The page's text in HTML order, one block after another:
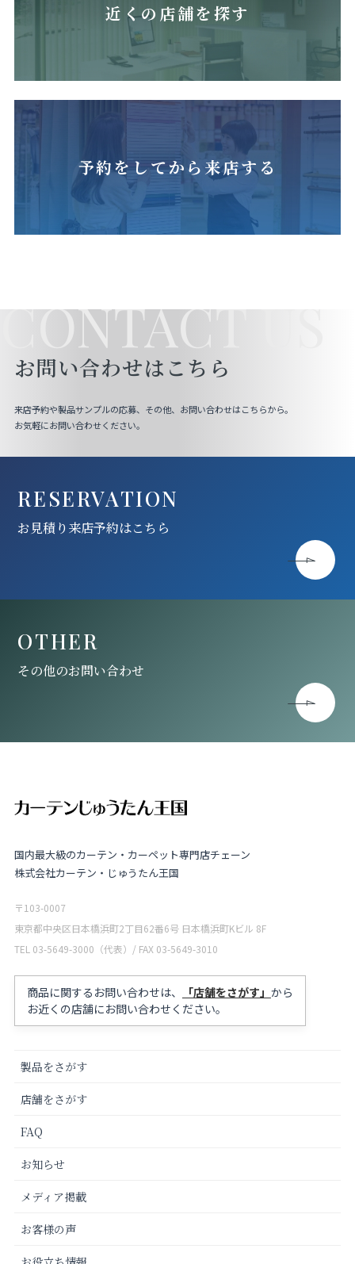
近くの店舗を探す
予約をしてから来店する
CONTACT US
お問い合わせはこちら
来店予約や製品サンプルの応募、その他、お問い合わせはこちらから。
お気軽にお問い合わせください。
RESERVATION
お見積り来店予約はこちら
OTHER
その他のお問い合わせ
国内最大級のカーテン・カーペット専門店チェーン
株式会社カーテン・じゅうたん王国
〒103-0007
東京都中央区日本橋浜町2丁目62番6号 日本橋浜町Kビル 8F
TEL 03-5649-3000（代表）/ FAX 03-5649-3010
商品に関するお問い合わせは、 「店舗をさがす」 から
お近くの店舗にお問い合わせください。
製品をさがす
店舗をさがす
FAQ
お知らせ
メディア掲載
お客様の声